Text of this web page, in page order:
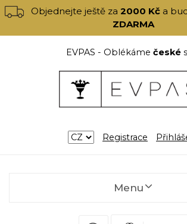
Objednejte ještě za2000 Kč a
ZDARMA
EVPAS - Oblékáme české
Registrace
Menu